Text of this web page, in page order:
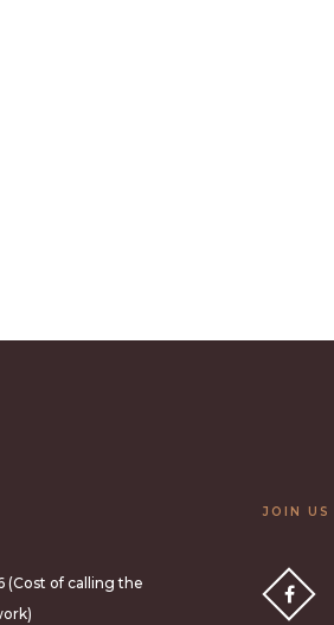
(Cost of calling the
JOIN US